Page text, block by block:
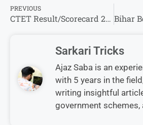
PREVIOUS
CTET Result/Scorecard 2026 : पेपर 1 तथा 2 का रिजल्ट/स्कोर कार्ड इस दिन होगा जारी!
Sarkari Tricks
Ajaz Saba is an
with 5 years in the
writing insightful
government schemes,